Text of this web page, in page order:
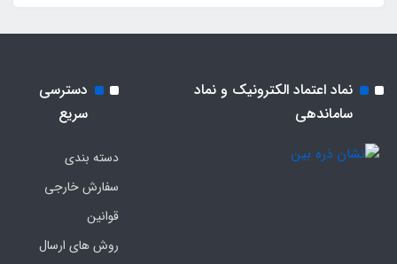
نماد اعتماد الکترونیک و نماد
ساماندهی
دسترسی
سریع
دسته بندی
سفارش خارجی
قوانین
روش های ارسال